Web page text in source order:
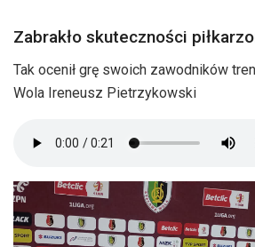
Zabrakło skuteczności
Tak ocenił grę swoich zawodników
Wola Ireneusz Pietrzykowski